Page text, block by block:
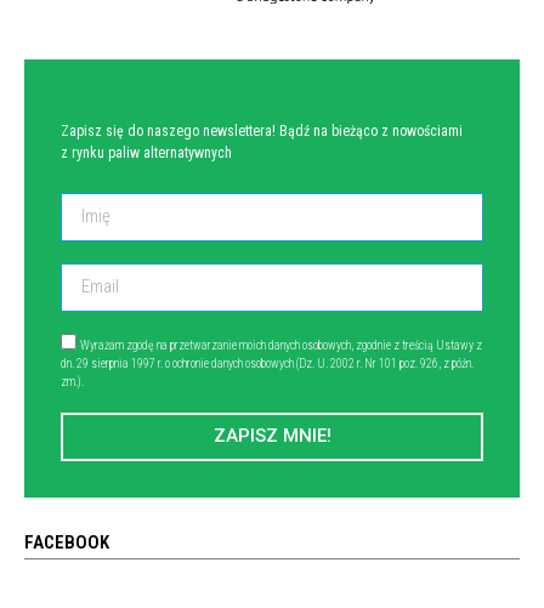
Zapisz się do naszego newslettera! Bądź na bieżąco z nowościami
z rynku paliw alternatywnych
Wyrażam zgodę na przetwarzanie moich danych osobowych, zgodnie z treścią Ustawy z
dn. 29 sierpnia 1997 r. o ochronie danych osobowych (Dz. U. 2002 r. Nr 101 poz. 926, z późn.
zm.).
ZAPISZ MNIE!
FACEBOOK